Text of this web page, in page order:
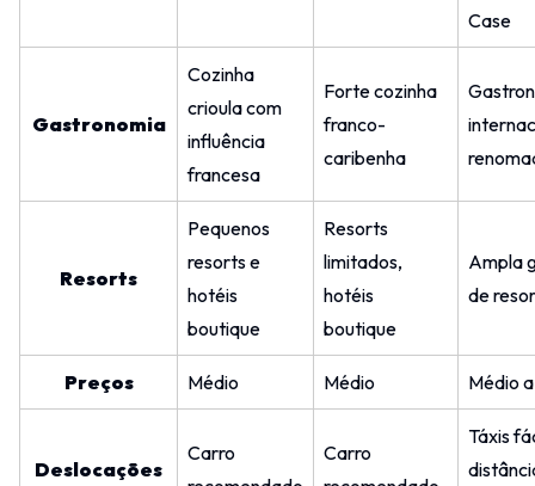
Case
Gastronomia
Cozinha
crioula com
influência
francesa
Forte cozinha
franco-
caribenha
Resorts
Pequenos
resorts e
hotéis
boutique
Resorts
limitados,
hotéis
boutique
Ampla
de
Preços Médio Médio Médio
Deslocações
Carro
Carro
Táxis